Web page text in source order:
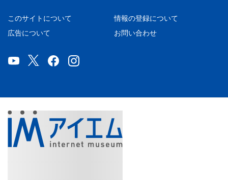
このサイトについて
情報の登録について
広告について
お問い合わせ